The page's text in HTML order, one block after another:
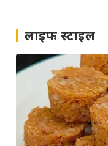
लाइफ स्टाइल